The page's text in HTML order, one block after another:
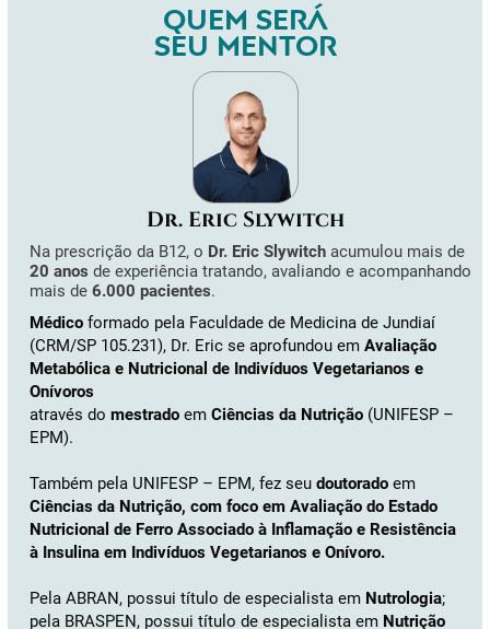
QUEM SERÁ
SEU MENTOR
Dr. Eric Slywitch
Na prescrição da B12, o Dr. Eric Slywitch acumulou mais de
20 anos de experiência tratando, avaliando e acompanhando
mais de 6.000 pacientes.
Médico formado pela Faculdade de Medicina de Jundiaí
(CRM/SP 105.231), Dr. Eric se aprofundou em Avaliação
Metabólica e Nutricional de Indivíduos Vegetarianos e
Onívoros
através do mestrado em Ciências da Nutrição (UNIFESP –
EPM).
Também pela UNIFESP – EPM, fez seu doutorado em
Ciências da Nutrição, com foco em Avaliação do Estado
Nutricional de Ferro Associado à Inflamação e Resistência
à Insulina em Indivíduos Vegetarianos e Onívoro.
Pela ABRAN, possui título de especialista em Nutrologia;
pela BRASPEN, possui título de especialista em Nutrição